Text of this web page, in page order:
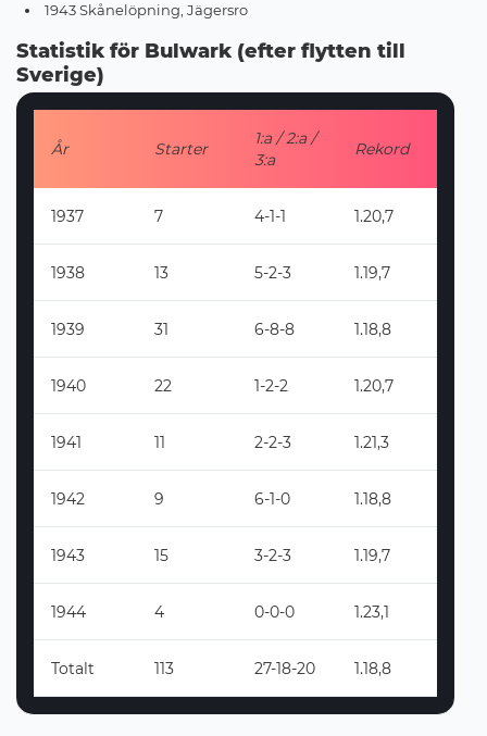
1943 Skånelöpning, Jägersro
Statistik för Bulwark (efter flytten till
Sverige)
År Starter
1:a / 2:a /
3:a
Rekord
1937 7 4-1-1 1.20,7
1938 13 5-2-3 1.19,7
1939 31 6-8-8 1.18,8
1940 22 1-2-2 1.20,7
1941 11 2-2-3 1.21,3
1942 9 6-1-0 1.18,8
1943 15 3-2-3 1.19,7
1944 4 0-0-0 1.23,1
Totalt 113 27-18-20 1.18,8